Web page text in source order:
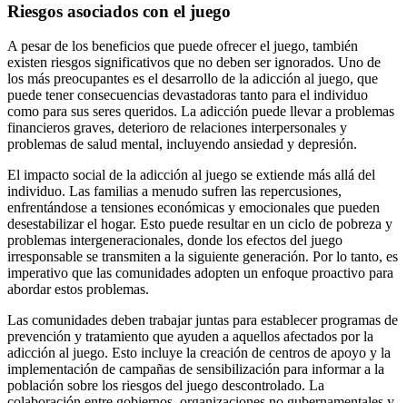
Riesgos asociados con el juego
A pesar de los beneficios que puede ofrecer el juego, también
existen riesgos significativos que no deben ser ignorados. Uno de
los más preocupantes es el desarrollo de la adicción al juego, que
puede tener consecuencias devastadoras tanto para el individuo
como para sus seres queridos. La adicción puede llevar a problemas
financieros graves, deterioro de relaciones interpersonales y
problemas de salud mental, incluyendo ansiedad y depresión.
El impacto social de la adicción al juego se extiende más allá del
individuo. Las familias a menudo sufren las repercusiones,
enfrentándose a tensiones económicas y emocionales que pueden
desestabilizar el hogar. Esto puede resultar en un ciclo de pobreza y
problemas intergeneracionales, donde los efectos del juego
irresponsable se transmiten a la siguiente generación. Por lo tanto, es
imperativo que las comunidades adopten un enfoque proactivo para
abordar estos problemas.
Las comunidades deben trabajar juntas para establecer programas de
prevención y tratamiento que ayuden a aquellos afectados por la
adicción al juego. Esto incluye la creación de centros de apoyo y la
implementación de campañas de sensibilización para informar a la
población sobre los riesgos del juego descontrolado. La